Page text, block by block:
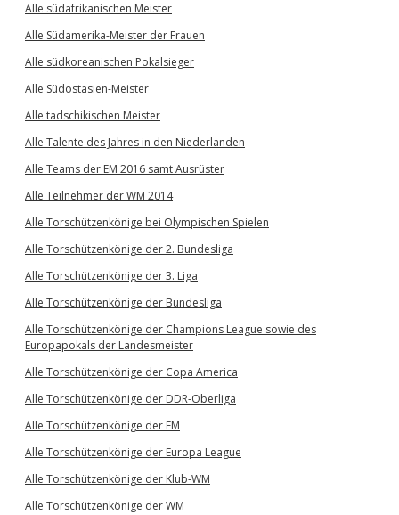
Alle südafrikanischen Meister
Alle Südamerika-Meister der Frauen
Alle südkoreanischen Pokalsieger
Alle Südostasien-Meister
Alle tadschikischen Meister
Alle Talente des Jahres in den Niederlanden
Alle Teams der EM 2016 samt Ausrüster
Alle Teilnehmer der WM 2014
Alle Torschützenkönige bei Olympischen Spielen
Alle Torschützenkönige der 2. Bundesliga
Alle Torschützenkönige der 3. Liga
Alle Torschützenkönige der Bundesliga
Alle Torschützenkönige der Champions League sowie des
Europapokals der Landesmeister
Alle Torschützenkönige der Copa America
Alle Torschützenkönige der DDR-Oberliga
Alle Torschützenkönige der EM
Alle Torschützenkönige der Europa League
Alle Torschützenkönige der Klub-WM
Alle Torschützenkönige der WM